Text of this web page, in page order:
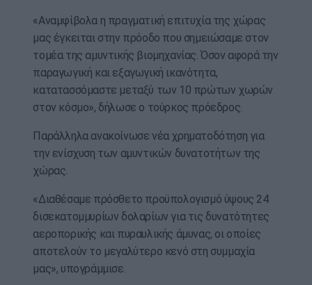
«Αναμφίβολα η πραγματική επιτυχία της χώρας
μας έγκειται στην πρόοδο που σημειώσαμε στον
τομέα της αμυντικής βιομηχανίας. Όσον αφορά την
παραγωγική και εξαγωγική ικανότητα,
κατατασσόμαστε μεταξύ των 10 πρώτων χωρών
στον κόσμο», δήλωσε ο τούρκος πρόεδρος.
Παράλληλα ανακοίνωσε νέα χρηματοδότηση για
την ενίσχυση των αμυντικών δυνατοτήτων της
χώρας.
«Διαθέσαμε πρόσθετο προϋπολογισμό ύψους 24
δισεκατομμυρίων δολαρίων για τις δυνατότητες
αεροπορικής και πυραυλικής άμυνας, οι οποίες
αποτελούν το μεγαλύτερο κενό στη συμμαχία
μας», υπογράμμισε.